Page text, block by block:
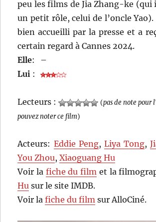
peu les films de Jia Zhang-ke
un petit rôle, celui de l’oncle
bien accueilli par la presse et a
certain regard à Cannes 2024.
Elle:
–
Lui :
Lecteurs : (pas de note pour
pouvez noter ce film)
Acteurs: Eddie Peng, Liya Tong,
You Zhou,Xiaoguang Hu
Voir la fiche du film et la
Hu sur le site IMDB.
Voir lafiche du film sur AlloCiné.